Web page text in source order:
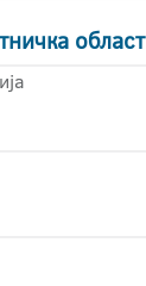
област